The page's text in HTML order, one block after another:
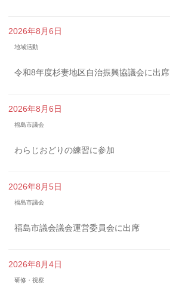
2026年8月6日
地域活動
令和8年度杉妻地区自治振興協議会に出席
2026年8月6日
福島市議会
わらじおどりの練習に参加
2026年8月5日
福島市議会
福島市議会議会運営委員会に出席
2026年8月4日
研修・視察